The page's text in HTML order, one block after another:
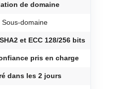
de domaine
Sous-domaine
et ECC 128/256 bits
pris en charge
dans les 2 jours